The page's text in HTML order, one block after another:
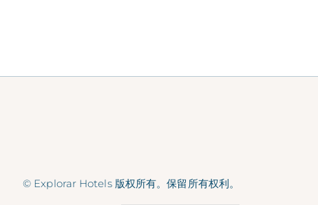
© Explorar Hotels 版权所有。保留所有权利。